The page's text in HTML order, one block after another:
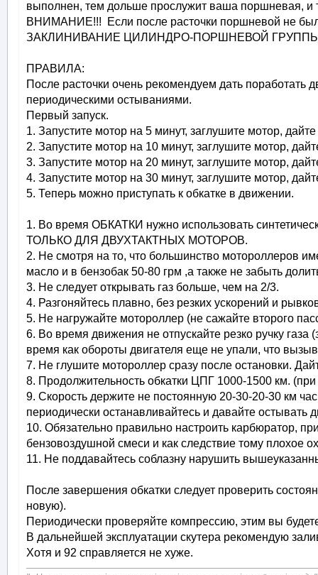
выполнен, тем дольше прослужит ваша поршневая, и
ВНИМАНИЕ!!! Если после расточки поршневой не
ЗАКЛИНИВАНИЕ ЦИЛИНДРО-ПОРШНЕВОЙ
ПРАВИЛА:
После расточки очень рекомендуем дать поработать
периодическими остываниями.
Первый запуск.
1. Запустите мотор на 5 минут, заглушите мотор,
2. Запустите мотор на 10 минут, заглушите мотор,
3. Запустите мотор на 20 минут, заглушите мотор,
4. Запустите мотор на 30 минут, заглушите мотор,
5. Теперь можно приступать к обкатке в движении.
1. Во время ОБКАТКИ нужно использовать
ТОЛЬКО ДЛЯ ДВУХТАКТНЫХ МОТОРОВ.
2. Не смотря на то, что большинство мотороллеров
масло и в бензобак 50-80 грм ,а также не забыть
3. Не следует открывать газ больше, чем на 2/3.
4. Разгоняйтесь плавно, без резких ускорений и
5. Не нагружайте мотороллер (не сажайте второго
6. Во время движения не отпускайте резко ручку
время как обороты двигателя еще не упали, что
7. Не глушите мотороллер сразу после остановки.
8. Продолжительность обкатки ЦПГ 1000-1500 км.
9. Скорость держите не постоянную 20-30-20-30 км
периодически останавливайтесь и давайте остывать
10. Обязательно правильно настроить карбюратор,
бензовоздушной смеси и как следствие тому плохое
11. Не поддавайтесь соблазну нарушить
После завершения обкатки следует проверить
новую).
Периодически проверяйте компрессию, этим вы
В дальнейшей эксплуатации скутера рекомендую
Хотя и 92 справляется не хуже.